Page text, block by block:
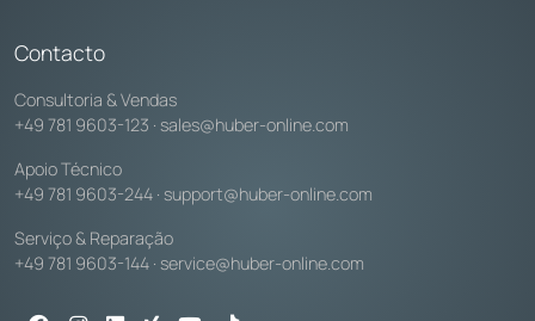
Contacto
Consultoria & Vendas
+49 781 9603-123 · sales@huber-online.com
Apoio Técnico
+49 781 9603-244 · support@huber-online.com
Serviço & Reparação
+49 781 9603-144 · service@huber-online.com